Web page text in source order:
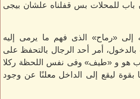
باب للمحلات بس قفلناه علشان بيجى
«رماح» الذى فهم ما يرمى إليه
أمر أحد الرجال بالتحفظ على
هو و «طيف» وفى نفس اللحظة ركلا
بقوة ليقع إلى الداخل معلنًا عن وجود